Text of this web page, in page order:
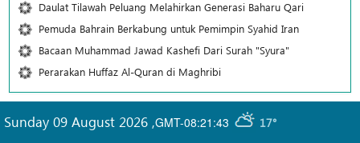
Daulat Tilawah Peluang Melahirkan Generasi Baharu Qari
Pemuda Bahrain Berkabung untuk Pemimpin Syahid Iran
Bacaan Muhammad Jawad Kashefi Dari Surah "Syura"
Perarakan Huffaz Al-Quran di Maghribi
GMT-08:21:43 17°
Sunday 09 August 2026 ,